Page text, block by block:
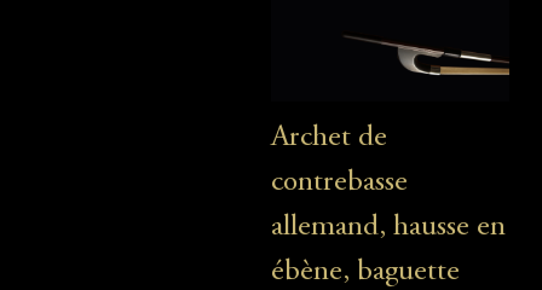
Archet de
contrebasse
allemand, hausse en
ébène, baguette